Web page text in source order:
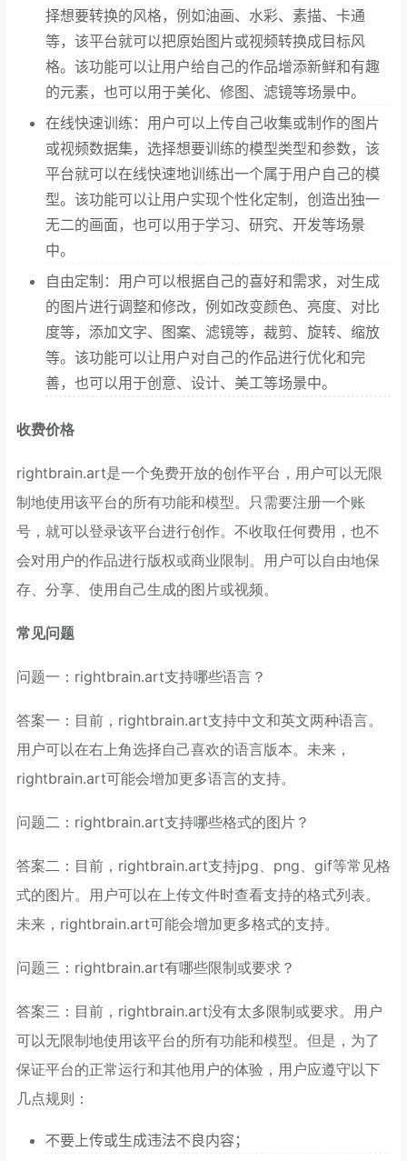
择想要转换的风格，例如油画、水彩、素描、卡通
等，该平台就可以把原始图片或视频转换成目标风
格。该功能可以让用户给自己的作品增添新鲜和有趣
的元素，也可以用于美化、修图、滤镜等场景中。
在线快速训练：用户可以上传自己收集或制作的图片
或视频数据集，选择想要训练的模型类型和参数，该
平台就可以在线快速地训练出一个属于用户自己的模
型。该功能可以让用户实现个性化定制，创造出独一
无二的画面，也可以用于学习、研究、开发等场景
中。
自由定制：用户可以根据自己的喜好和需求，对生成
的图片进行调整和修改，例如改变颜色、亮度、对比
度等，添加文字、图案、滤镜等，裁剪、旋转、缩放
等。该功能可以让用户对自己的作品进行优化和完
善，也可以用于创意、设计、美工等场景中。
收费价格
rightbrain.art是一个免费开放的创作平台，用户可以无限
制地使用该平台的所有功能和模型。只需要注册一个账
号，就可以登录该平台进行创作。不收取任何费用，也不
会对用户的作品进行版权或商业限制。用户可以自由地保
存、分享、使用自己生成的图片或视频。
常见问题
问题一：rightbrain.art支持哪些语言？
答案一：目前，rightbrain.art支持中文和英文两种语言。
用户可以在右上角选择自己喜欢的语言版本。未来，
rightbrain.art可能会增加更多语言的支持。
问题二：rightbrain.art支持哪些格式的图片？
答案二：目前，rightbrain.art支持jpg、png、gif等常见格
式的图片。用户可以在上传文件时查看支持的格式列表。
未来，rightbrain.art可能会增加更多格式的支持。
问题三：rightbrain.art有哪些限制或要求？
答案三：目前，rightbrain.art没有太多限制或要求。用户
可以无限制地使用该平台的所有功能和模型。但是，为了
保证平台的正常运行和其他用户的体验，用户应遵守以下
几点规则：
不要上传或生成违法不良内容；